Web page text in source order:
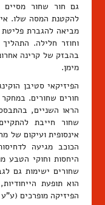
גם חור שחור מסיים
להקטנת המסה שלו.
מביאה להגברת פליטת
וחוזר חלילה.
בהבזק של קרינה
מימן.
הראו השניים,
שחור חייבת
אינסופית ועיקום של
הכוכב מגיעה
היחסות וחוקי הטבע
שחורים ישימות גם
הוא תופעת
הפיזיקה מופרכים (ע"ע